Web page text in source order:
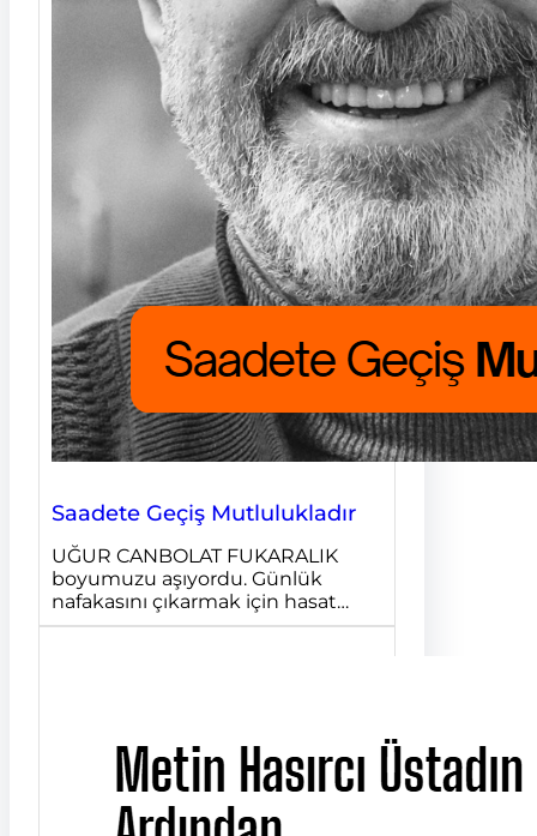
Saadete Geçiş Mutlulukladır
UĞUR CANBOLAT FUKARALIK
boyumuzu aşıyordu. Günlük
nafakasını çıkarmak için hasat…